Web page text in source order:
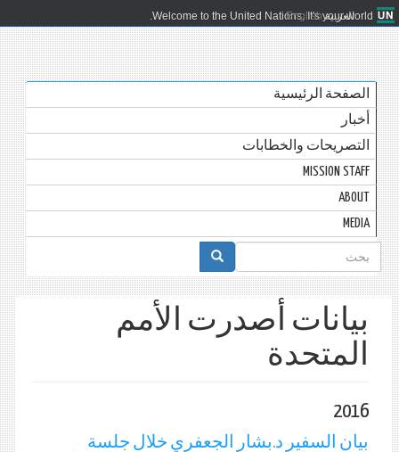
Welcome to the United Nations. It's your world.
العربية English
الصفحة الرئيسية
أخبار
التصريحات والخطابات
MISSION STAFF
ABOUT
MEDIA
استمارة
البحث
بيانات أصدرت الأمم
المتحدة
2016
بيان السفير د.بشار الجعفري خلال جلسة